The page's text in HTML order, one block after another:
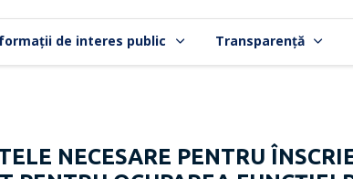
de interes public Transparență
NECESARE PENTRU